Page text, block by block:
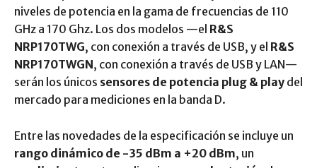
niveles de potencia en la gama de frecuencias de 110
GHz a 170 Ghz. Los dos modelos —el R&S
NRP170TWG, con conexión a través de USB, y el R&S
NRP170TWGN, con conexión a través de USB y LAN—
serán los únicos sensores de potencia plug & play del
mercado para mediciones en la banda D.
Entre las novedades de la especificación se incluye un
rango dinámico de -35 dBm a +20 dBm, un